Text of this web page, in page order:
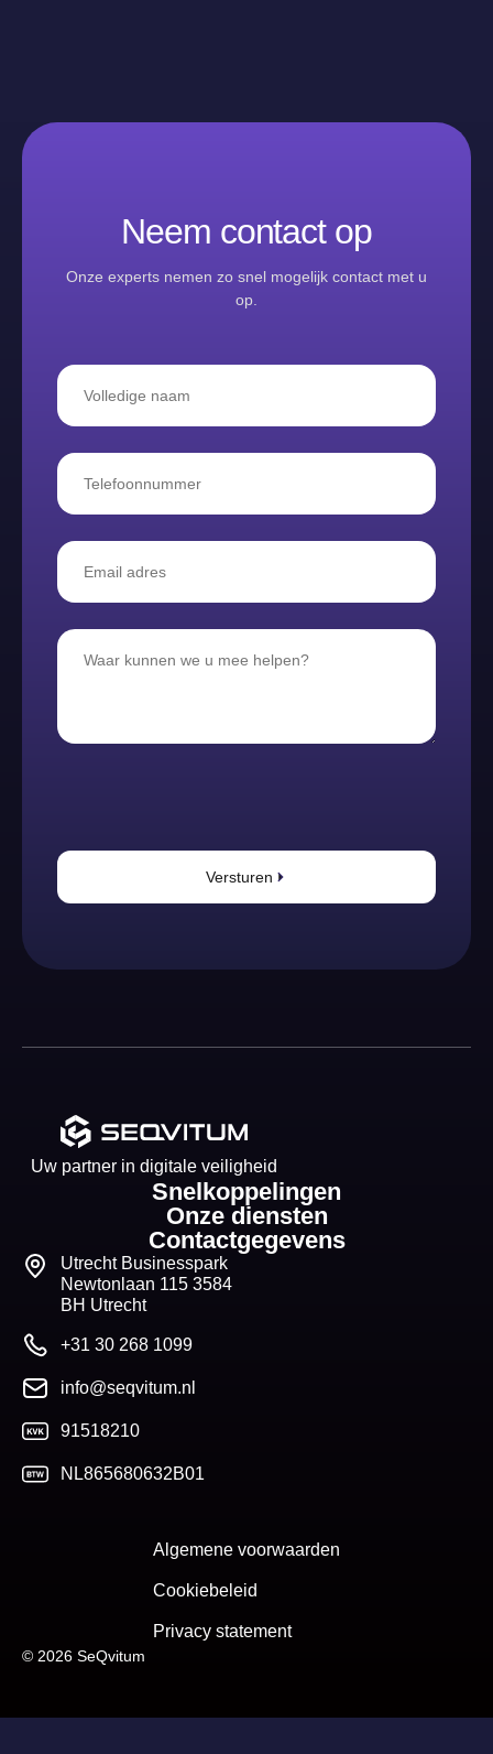
Neem contact op
Onze experts nemen zo snel mogelijk contact met u
op.
Versturen
Uw partner in digitale veiligheid
Snelkoppelingen
Onze diensten
Contactgegevens
Utrecht Businesspark
Newtonlaan 115 3584
BH Utrecht
+31 30 268 1099
info@seqvitum.nl
91518210
NL865680632B01
© 2026 SeQvitum
Algemene voorwaarden
Cookiebeleid
Privacy statement